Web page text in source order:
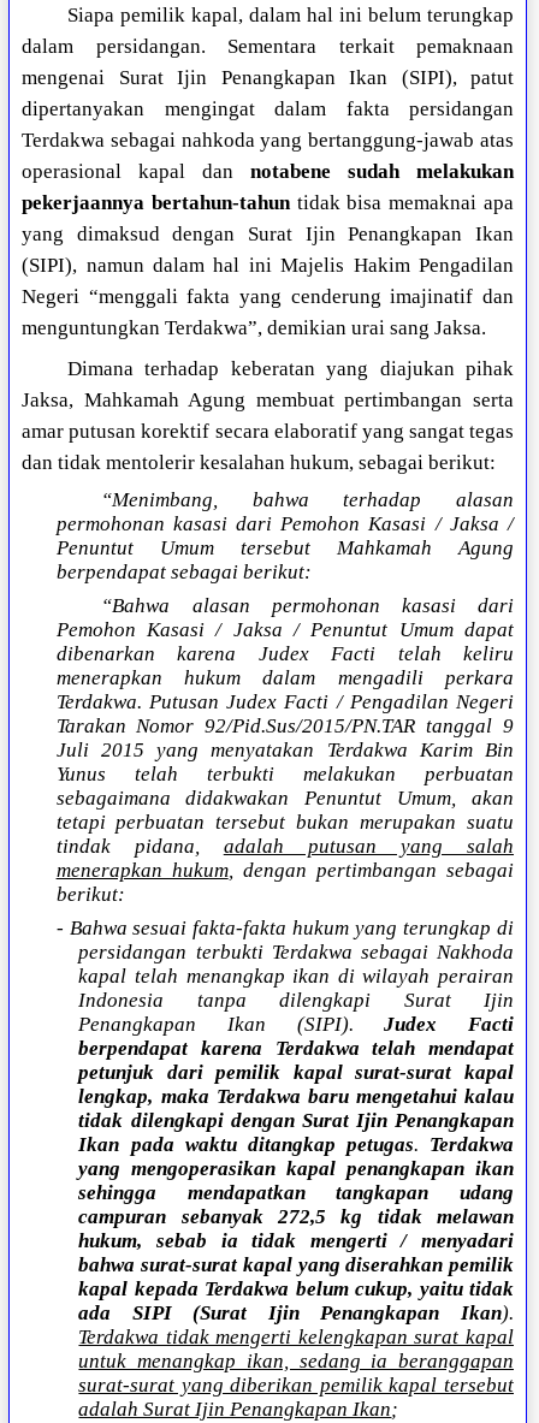
Siapa pemilik kapal, dalam hal ini belum terungkap
dalam persidangan. Sementara terkait pemaknaan
mengenai Surat Ijin Penangkapan Ikan (SIPI), patut
dipertanyakan mengingat dalam fakta persidangan
Terdakwa sebagai nahkoda yang bertanggung-jawab atas
operasional kapal dannotabene sudah melakukan
pekerjaannya bertahun-tahuntidak bisa memaknai apa
yang dimaksud dengan Surat Ijin Penangkapan Ikan
(SIPI), namun dalam hal ini Majelis Hakim Pengadilan
Negeri “menggali fakta yang cenderung imajinatif dan
menguntungkan Terdakwa”, demikian urai sang Jaksa.
Dimana terhadap keberatan yang diajukan pihak
Jaksa, Mahkamah Agung membuat pertimbangan serta
amar putusan korektif secara elaboratif yang sangat tegas
dan tidak mentolerir kesalahan hukum, sebagai berikut:
“Menimbang, bahwa terhadap alasan
permohonan kasasi dari Pemohon Kasasi / Jaksa /
Penuntut Umum tersebut Mahkamah Agung
berpendapat sebagai berikut:
“Bahwa alasan permohonan kasasi dari
Pemohon Kasasi / Jaksa / Penuntut Umum dapat
dibenarkan karena Judex Facti telah keliru
menerapkan hukum dalam mengadili perkara
Terdakwa. Putusan Judex Facti / Pengadilan Negeri
Tarakan Nomor 92/Pid.Sus/2015/PN.TAR tanggal 9
Juli 2015 yang menyatakan Terdakwa Karim Bin
Yunus telah terbukti melakukan perbuatan
sebagaimana didakwakan Penuntut Umum, akan
tetapi perbuatan tersebut bukan merupakan suatu
tindak pidana, adalah putusan yang salah
menerapkan hukum, dengan pertimbangan sebagai
berikut:
- Bahwa sesuai fakta-fakta hukum yang terungkap di
persidangan terbukti Terdakwa sebagai Nakhoda
kapal telah menangkap ikan di wilayah perairan
Indonesia tanpa dilengkapi Surat Ijin
Penangkapan Ikan (SIPI).Judex Facti
berpendapat karena Terdakwa telah mendapat
petunjuk dari pemilik kapal surat-surat kapal
lengkap, maka Terdakwa baru mengetahui kalau
tidak dilengkapi dengan Surat Ijin Penangkapan
Ikan pada waktu ditangkap petugas. Terdakwa
yang mengoperasikan kapal penangkapan ikan
sehingga mendapatkan tangkapan udang
campuran sebanyak 272,5 kg tidak melawan
hukum, sebab ia tidak mengerti / menyadari
bahwa surat-surat kapal yang diserahkan pemilik
kapal kepada Terdakwa belum cukup, yaitu tidak
ada SIPI (Surat Ijin Penangkapan Ikan).
Terdakwa tidak mengerti kelengkapan surat kapal
untuk menangkap ikan, sedang ia beranggapan
surat-surat yang diberikan pemilik kapal tersebut
adalah Surat Ijin Penangkapan Ikan;